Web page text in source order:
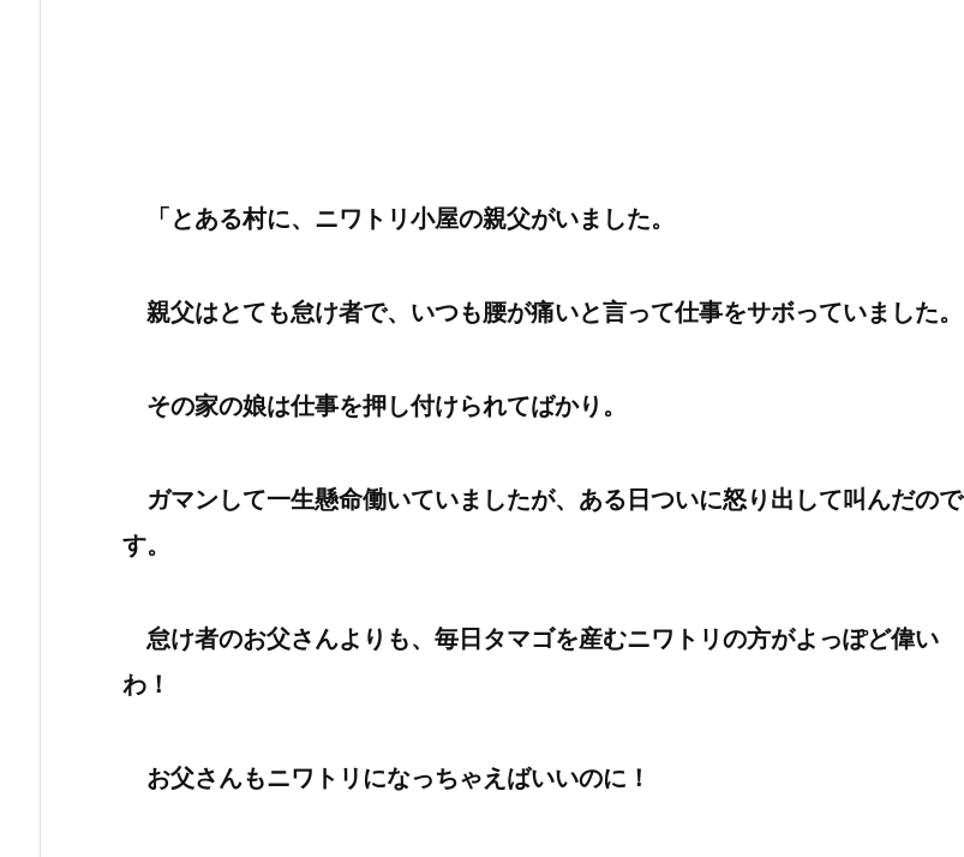
「とある村に、ニワトリ小屋の親父がいました。
親父はとても怠け者で、いつも腰が痛いと言って仕事をサボっていました。
その家の娘は仕事を押し付けられてばかり。
ガマンして一生懸命働いていましたが、ある日ついに怒り出して叫んだので
す。
怠け者のお父さんよりも、毎日タマゴを産むニワトリの方がよっぽど偉い
わ！
お父さんもニワトリになっちゃえばいいのに！